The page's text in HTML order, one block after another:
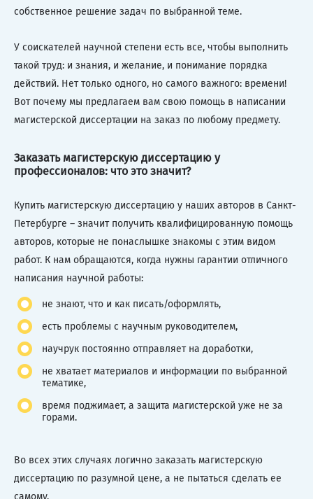
собственное решение задач по выбранной теме.
У соискателей научной степени есть все, чтобы выполнить
такой труд: и знания, и желание, и понимание порядка
действий. Нет только одного, но самого важного: времени!
Вот почему мы предлагаем вам свою помощь в написании
магистерской диссертации на заказ по любому предмету.
Заказать магистерскую диссертацию у
профессионалов: что это значит?
Купить магистерскую диссертацию у наших авторов в Санкт-
Петербурге – значит получить квалифицированную помощь
авторов, которые не понаслышке знакомы с этим видом
работ. К нам обращаются, когда нужны гарантии отличного
написания научной работы:
не знают, что и как писать/оформлять,
есть проблемы с научным руководителем,
научрук постоянно отправляет на доработки,
не хватает материалов и информации по выбранной
тематике,
время поджимает, а защита магистерской уже не за
горами.
Во всех этих случаях логично заказать магистерскую
диссертацию по разумной цене, а не пытаться сделать ее
самому.